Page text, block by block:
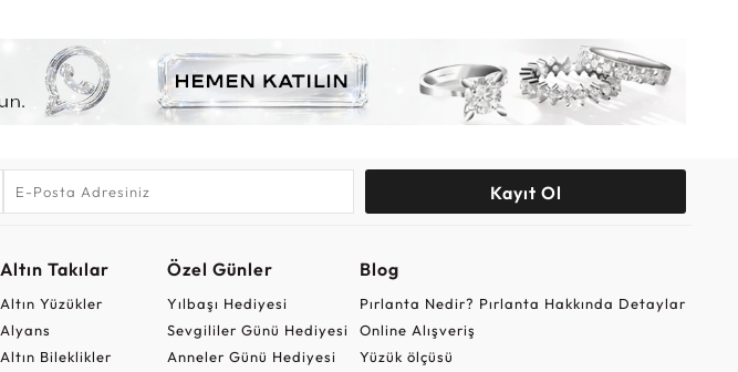
Kayıt Ol
Altın Takılar
Altın Yüzükler
Alyans
Altın Bileklikler
Özel Günler
Yılbaşı Hediyesi
Sevgililer Günü Hediyesi
Anneler Günü Hediyesi
Blog
Pırlanta Nedir? Pırlanta Hakkında Detaylar
Online Alışveriş
Yüzük ölçüsü